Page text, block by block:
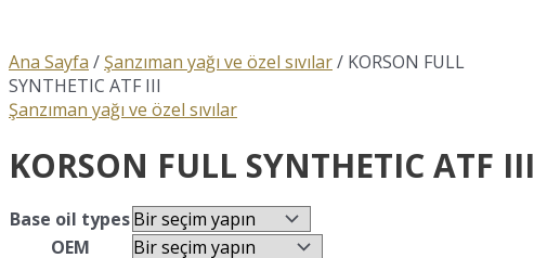
Ana Sayfa / Şanzıman yağı ve özel sıvılar/ KORSON FULL
SYNTHETIC ATF III
Şanzıman yağı ve özel sıvılar
KORSON FULL SYNTHETIC ATF III
Base oil types
OEM